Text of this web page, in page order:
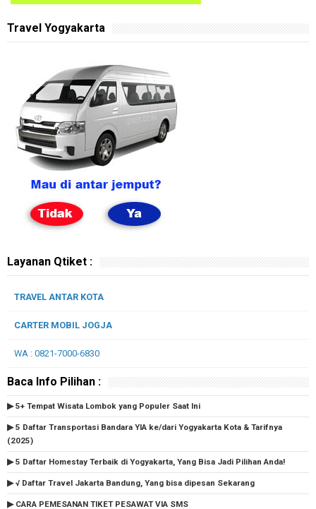
Travel Yogyakarta
Layanan Qtiket :
TRAVEL ANTAR KOTA
CARTER MOBIL JOGJA
WA : 0821-7000-6830
Baca Info Pilihan :
▶ 5+ Tempat Wisata Lombok yang Populer Saat Ini
▶ 5 Daftar Transportasi Bandara YIA ke/dari Yogyakarta Kota & Tarifnya
(2025)
▶ 5 Daftar Homestay Terbaik di Yogyakarta, Yang Bisa Jadi Pilihan Anda!
▶ √ Daftar Travel Jakarta Bandung, Yang bisa dipesan Sekarang
▶ CARA PEMESANAN TIKET PESAWAT VIA SMS